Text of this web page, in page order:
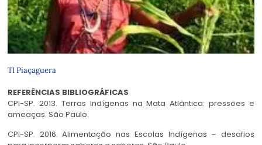
TI Piaçaguera
REFERÊNCIAS BIBLIOGRÁFICAS
CPI-SP. 2013. Terras Indígenas na Mata Atlântica: pressões e
ameaças. São Paulo.
CPI-SP. 2016. Alimentação nas Escolas Indígenas – desafios